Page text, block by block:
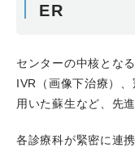
ER
センターの中核とな
IVR（画像下治療）
用いた蘇生など、先
各診療科が緊密に連